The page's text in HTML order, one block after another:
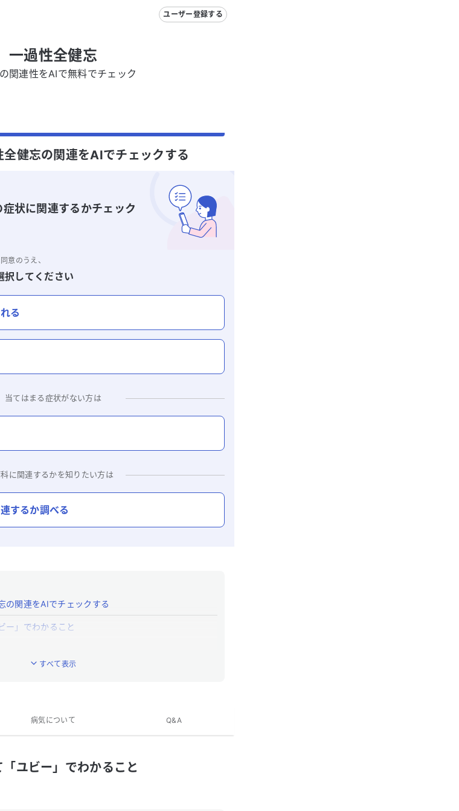
ユーザー登録する
一過性全健忘
関連性をAIで無料でチェック
健忘の関連をAIでチェックする
症状に関連するかチェック
意のうえ、
択してください
る
当てはまる症状がない方は
に関連するかを知りたい方は
するか調べる
の関連をAIでチェックする
ー」でわかること
すべて表示
病気について Q&A
ユビー」でわかること